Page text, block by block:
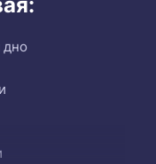
дно